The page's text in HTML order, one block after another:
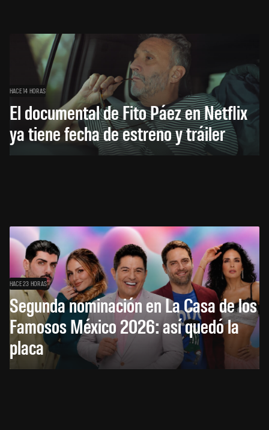
HACE 14 HORAS
El documental de Fito Páez en Netflix
ya tiene fecha de estreno y tráiler
HACE 23 HORAS
Segunda nominación en La Casa de los
Famosos México 2026: así quedó la
placa